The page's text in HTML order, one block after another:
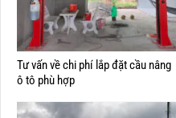
Tư vấn về chi phí lắp đặt cầu nâng
ô tô phù hợp